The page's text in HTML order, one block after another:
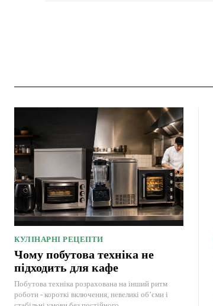
КУЛІНАРНІ РЕЦЕПТИ
Чому побутова техніка не
підходить для кафе
Побутова техніка розрахована на інший ритм
роботи - короткі включення, невеликі об’єми і